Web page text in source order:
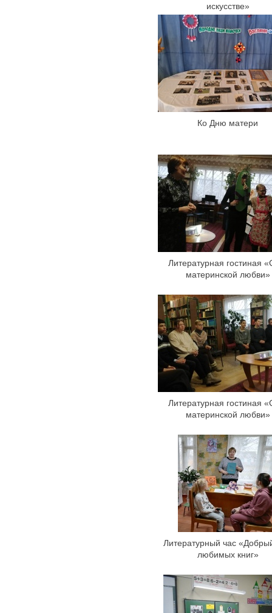
искусстве»
Ко Дню матери
Литературная гостиная
материнской любви»
Литературная гостиная
материнской любви»
Литературный час
любимых книг»